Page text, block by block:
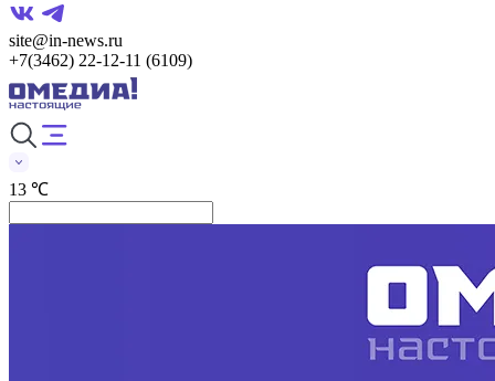
site@in-news.ru
+7(3462) 22-12-11 (6109)
13 ℃